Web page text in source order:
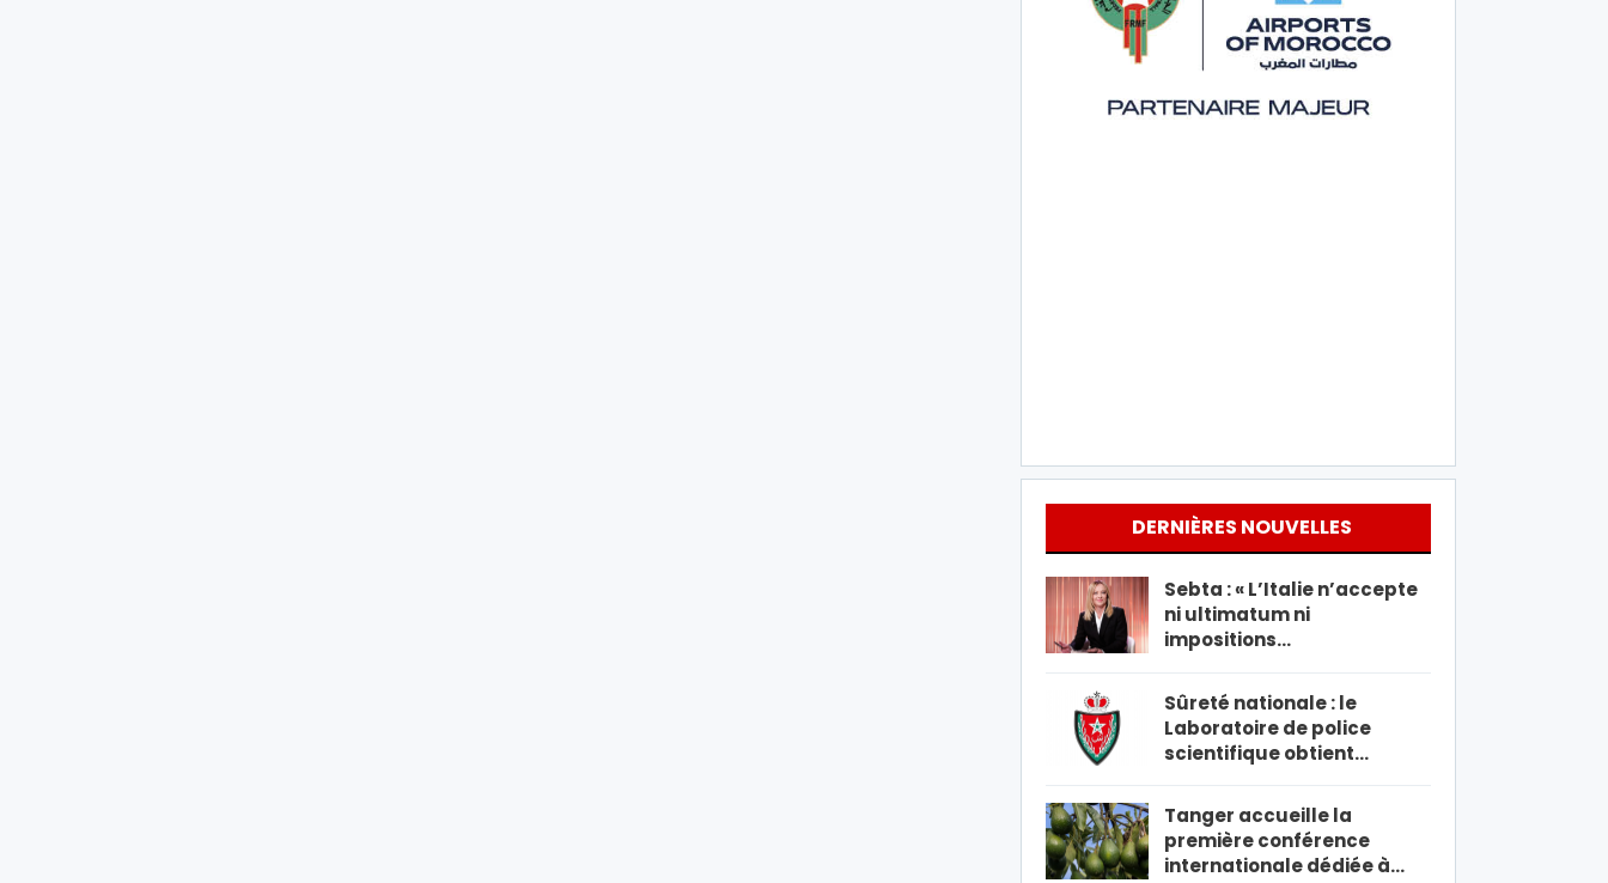
DERNIÈRES NOUVELLES
Sebta : « L’Italie n’accepte
ni ultimatum ni
impositions…
Sûreté nationale : le
Laboratoire de police
scientifique obtient…
Tanger accueille la
première conférence
internationale dédiée à…